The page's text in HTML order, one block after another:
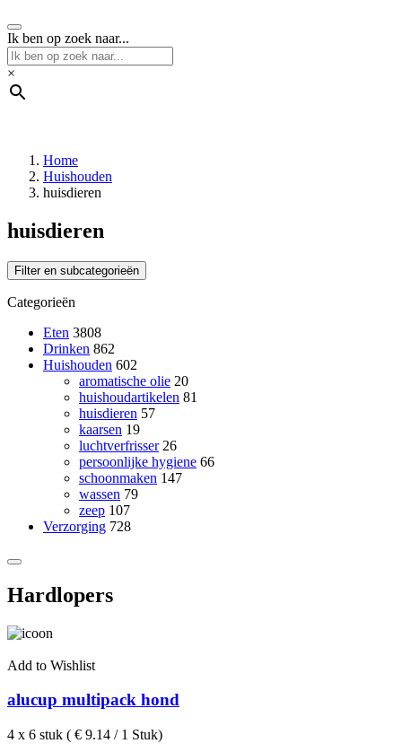
Ik ben op zoek naar...
×
Home
Huishouden
huisdieren
huisdieren
Filter en subcategorieën
Categorieën
Eten 3808
Drinken 862
Huishouden 602
aromatische olie 20
huishoudartikelen 81
huisdieren 57
kaarsen 19
luchtverfrisser 26
persoonlijke hygiene 66
schoonmaken 147
wassen 79
zeep 107
Verzorging 728
Hardlopers
Add to Wishlist
alucup multipack hond
4 x 6 stuk ( € 9.14 / 1 Stuk)